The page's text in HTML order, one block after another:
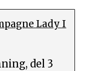
Lady I
del 3